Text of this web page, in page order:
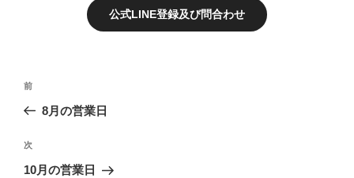
公式LINE登録及び問合わせ
投
ナ
ビ
ゲ
前
の
稿
前
8月の営業日
次
の
次
10月の営業日